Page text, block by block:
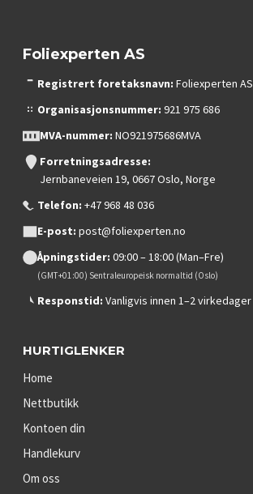
Foliexperten AS
Registrert foretaksnavn: Foliexperten AS
Organisasjonsnummer: 921 975 686
MVA-nummer: NO921975686MVA
Forretningsadresse:
Jernbaneveien 19, 0667 Oslo, Norge
Telefon: +47 968 48 036
E-post: post@foliexperten.no
Åpningstider: 09:00 – 18:00 (Man–Fre)
(GMT+01:00) Sentraleuropeisk normaltid (Oslo)
Responstid: Vanligvis innen 1–2 virkedager
HURTIGLENKER
Home
Nettbutikk
Kontoen din
Handlekurv
Om oss